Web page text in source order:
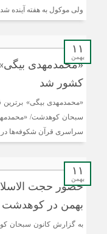
ولی موکول به هفته آینده
۱۱
بهمن
«محمد‌مهدی
کشور شد
«محمد‌مهدی بیگی»
سبحان کوهدشت/
سراسری قرآن شکوفه‌ها
۱۱
بهمن
بهمن در کوهدشت
به گزارش کانون سبحان